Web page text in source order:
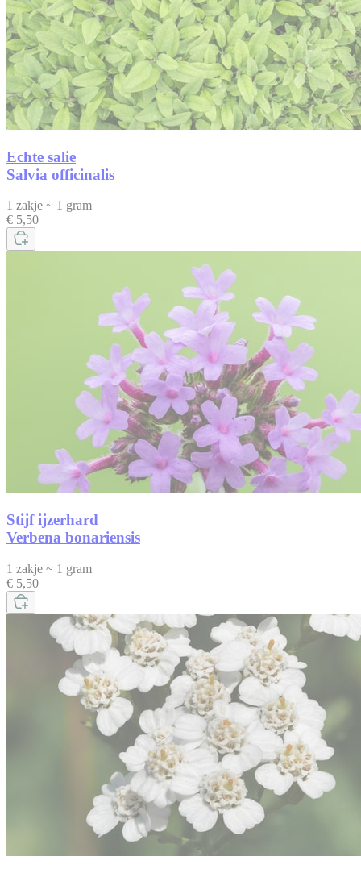
Echte salie
Salvia officinalis
1 zakje ~ 1 gram
€ 5,50
Stijf ijzerhard
Verbena bonariensis
1 zakje ~ 1 gram
€ 5,50